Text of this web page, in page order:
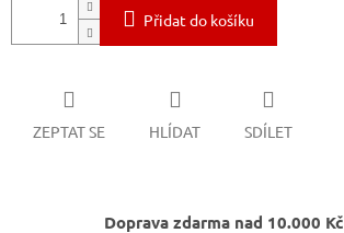
Přidat do košíku
ZEPTAT SE HLÍDAT SDÍLET
Doprava zdarma nad 10.000 Kč